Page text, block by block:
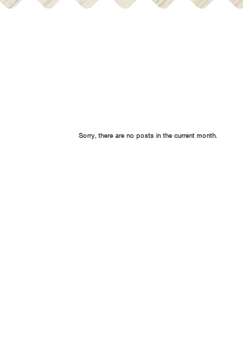
Sorry, there are no posts in the current month.